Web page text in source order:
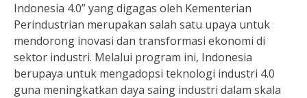
Indonesia 4.0” yang digagas oleh Kementerian
Perindustrian merupakan salah satu upaya untuk
mendorong inovasi dan transformasi ekonomi di
sektor industri. Melalui program ini, Indonesia
berupaya untuk mengadopsi teknologi industri 4.0
guna meningkatkan daya saing industri dalam skala